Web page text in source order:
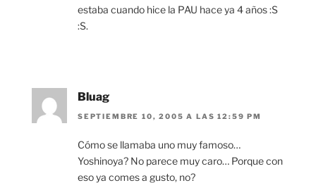
estaba cuando hice la PAU hace ya 4 años :S
:S.
Bluag
SEPTIEMBRE 10, 2005 A LAS 12:59 PM
Cómo se llamaba uno muy famoso…
Yoshinoya? No parece muy caro… Porque con
eso ya comes a gusto, no?